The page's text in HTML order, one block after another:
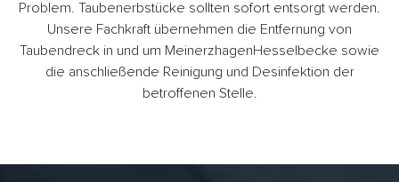
Problem. Taubenerbstücke sollten sofort entsorgt werden.
Unsere Fachkraft übernehmen die Entfernung von
Taubendreck in und um MeinerzhagenHesselbecke sowie
die anschließende Reinigung und Desinfektion der
betroffenen Stelle.